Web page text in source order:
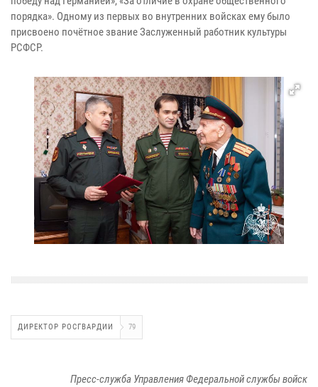
порядка». Одному из первых во внутренних войсках ему было
присвоено почётное звание Заслуженный работник культуры
РСФСР.
ДИРЕКТОР РОСГВАРДИИ 79
Пресс-служба Управления Федеральной службы войск